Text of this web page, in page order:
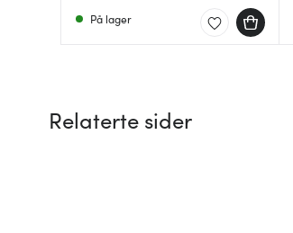
På lager
Relaterte sider